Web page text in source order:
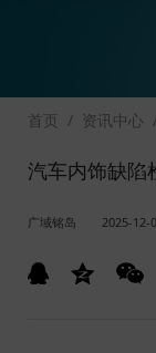
首页 / 资讯中心
汽车内饰缺陷
广域铭岛 2025-12-